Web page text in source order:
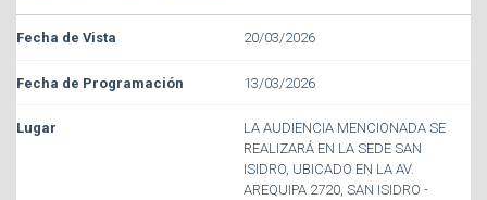
20/03/2026
13/03/2026
LA AUDIENCIA MENCIONADA SE
REALIZARÁ EN LA SEDE SAN
ISIDRO, UBICADO EN LA AV.
AREQUIPA 2720, SAN ISIDRO -